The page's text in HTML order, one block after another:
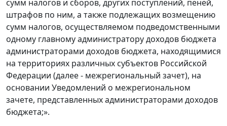
сумм налогов и сборов, других поступлений, пеней,
штрафов по ним, а также подлежащих возмещению
сумм налогов, осуществляемом подведомственными
одному главному администратору доходов бюджета
администраторами доходов бюджета, находящимися
на территориях различных субъектов Российской
Федерации (далее - межрегиональный зачет), на
основании Уведомлений о межрегиональном
зачете, представленных администраторами доходов
бюджета;».